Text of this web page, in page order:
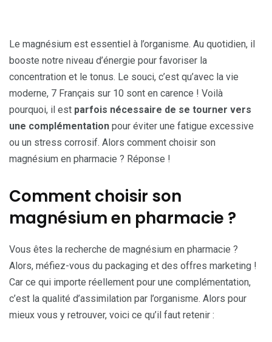
Le magnésium est essentiel à l’organisme. Au quotidien, il
booste notre niveau d’énergie pour favoriser la
concentration et le tonus. Le souci, c’est qu’avec la vie
moderne, 7 Français sur 10 sont en carence ! Voilà
pourquoi, il est parfois nécessaire de se tourner vers
une complémentation pour éviter une fatigue excessive
ou un stress corrosif. Alors comment choisir son
magnésium en pharmacie ? Réponse !
Comment choisir son
magnésium en pharmacie ?
Vous êtes la recherche de magnésium en pharmacie ?
Alors, méfiez-vous du packaging et des offres marketing !
Car ce qui importe réellement pour une complémentation,
c’est la qualité d’assimilation par l’organisme. Alors pour
mieux vous y retrouver, voici ce qu’il faut retenir :